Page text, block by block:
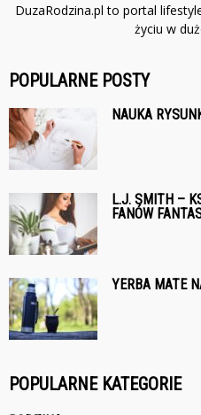
DuzaRodzina.pl to portal
życiu w
POPULARNE POSTY
NAUKA
L.J. SMITH –
FANÓW
YERBA MATE
POPULARNE KATEGORIE